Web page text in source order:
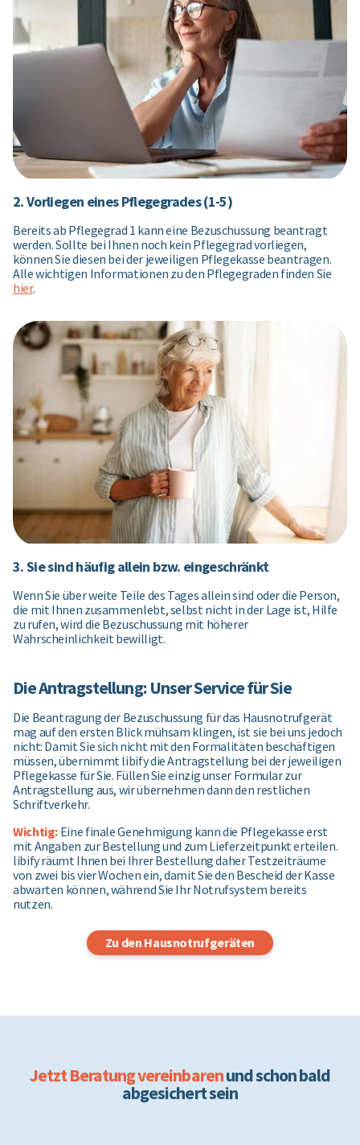
2. Vorliegen eines Pflegegrades (1-5)
Bereits ab Pflegegrad 1 kann eine Bezuschussung beantragt
werden. Sollte bei Ihnen noch kein Pflegegrad vorliegen,
können Sie diesen bei der jeweiligen Pflegekasse beantragen.
Alle wichtigen Informationen zu den Pflegegraden finden Sie
hier.
3. Sie sind häufig allein bzw. eingeschränkt
Wenn Sie über weite Teile des Tages allein sind oder die Person,
die mit Ihnen zusammenlebt, selbst nicht in der Lage ist, Hilfe
zu rufen, wird die Bezuschussung mit höherer
Wahrscheinlichkeit bewilligt.
Die Antragstellung: Unser Service für Sie
Die Beantragung der Bezuschussung für das Hausnotrufgerät
mag auf den ersten Blick mühsam klingen, ist sie bei uns jedoch
nicht: Damit Sie sich nicht mit den Formalitäten beschäftigen
müssen, übernimmt libify die Antragstellung bei der jeweiligen
Pflegekasse für Sie. Füllen Sie einzig unser Formular zur
Antragstellung aus, wir übernehmen dann den restlichen
Schriftverkehr.
Wichtig: Eine finale Genehmigung kann die Pflegekasse erst
mit Angaben zur Bestellung und zum Lieferzeitpunkt erteilen.
libify räumt Ihnen bei Ihrer Bestellung daher Testzeiträume
von zwei bis vier Wochen ein, damit Sie den Bescheid der Kasse
abwarten können, während Sie Ihr Notrufsystem bereits
nutzen.
Zu den Hausnotrufgeräten
Jetzt Beratung vereinbarenund schon bald
abgesichert sein